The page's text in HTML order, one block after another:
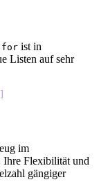
for ist in
Listen auf sehr
]
im
Ihre Flexibilität und
gängiger